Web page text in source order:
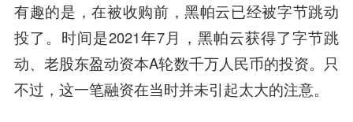
有趣的是，在被收购前，黑帕云已经被字节跳动
投了。时间是2021年7月，黑帕云获得了字节跳
动、老股东盈动资本A轮数千万人民币的投资。只
不过，这一笔融资在当时并未引起太大的注意。